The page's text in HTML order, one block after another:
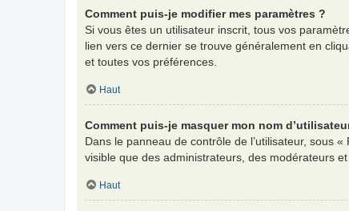
Comment puis-je modifier mes paramètres ?
Si vous êtes un utilisateur inscrit, tous vos
lien vers ce dernier se trouve généralement en
et toutes vos préférences.
Haut
Comment puis-je masquer mon nom
Dans le panneau de contrôle de l’utilisateur, sous
visible que des administrateurs, des modérateurs
Haut